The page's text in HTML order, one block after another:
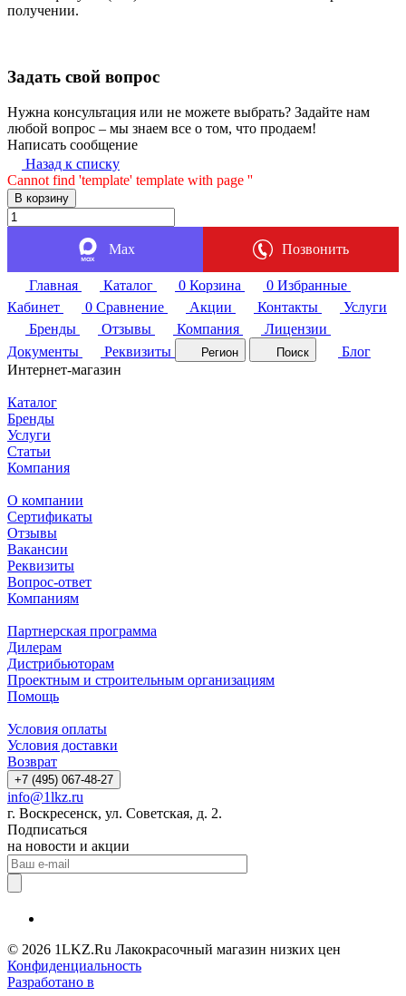
получении.
Задать свой вопрос
Нужна консультация или не можете выбрать? Задайте нам
любой вопрос – мы знаем все о том, что продаем!
Написать сообщение
Назад к списку
Cannot find 'template' template with page ''
В корзину
Max Позвонить
Главная Каталог 0 Корзина 0 Избранные
Кабинет
0 Сравнение Акции Контакты
Услуги
Бренды
Отзывы Компания
Лицензии
Документы
Реквизиты Регион Поиск
Блог
Интернет-магазин
Каталог
Бренды
Услуги
Статьи
Компания
О компании
Сертификаты
Отзывы
Вакансии
Реквизиты
Вопрос-ответ
Компаниям
Партнерская программа
Дилерам
Дистрибьюторам
Проектным и строительным организациям
Помощь
Условия оплаты
Условия доставки
Возврат
+7 (495) 067-48-27
info@1lkz.ru
г. Воскресенск, ул. Советская, д. 2.
Подписаться
на новости и акции
© 2026 1LKZ.Ru Лакокрасочный магазин низких цен
Конфиденциальность
Разработано в